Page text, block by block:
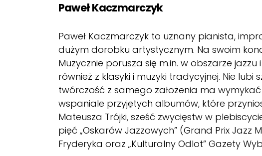
Paweł Kaczmarczyk
Paweł Kaczmarczyk to uznany pianista,
dużym dorobku artystycznym. Na swoim
Muzycznie porusza się m.in. w obszarze
również z klasyki i muzyki tradycyjnej. Nie
twórczość z samego założenia ma
wspaniale przyjętych albumów, które
Mateusza Trójki, sześć zwycięstw w
pięć „Oskarów Jazzowych” (Grand Prix Jazz
Fryderyka oraz „Kulturalny Odlot” Gazety